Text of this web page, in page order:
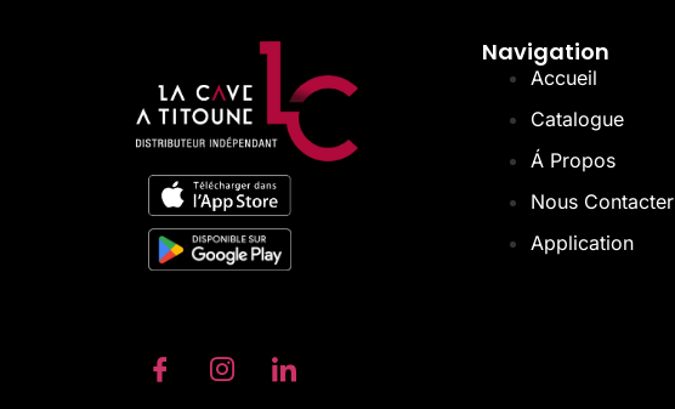
Navigation
Accueil
Catalogue
Á Propos
Nous Contacter
Application